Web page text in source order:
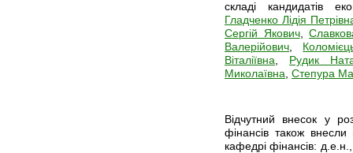
складі кандидатів
Гладченко Лідія
Сергій Якович,
Валерійович,
Віталіївна,
Рудик
Миколаївна, Степура
Відчутний внесок у
фінансів також внесли
кафедрі фінансів: